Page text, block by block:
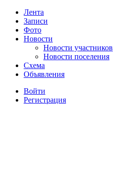
Лента
Записи
Фото
Новости
Новости участников
Новости поселения
Схема
Объявления
Войти
Регистрация